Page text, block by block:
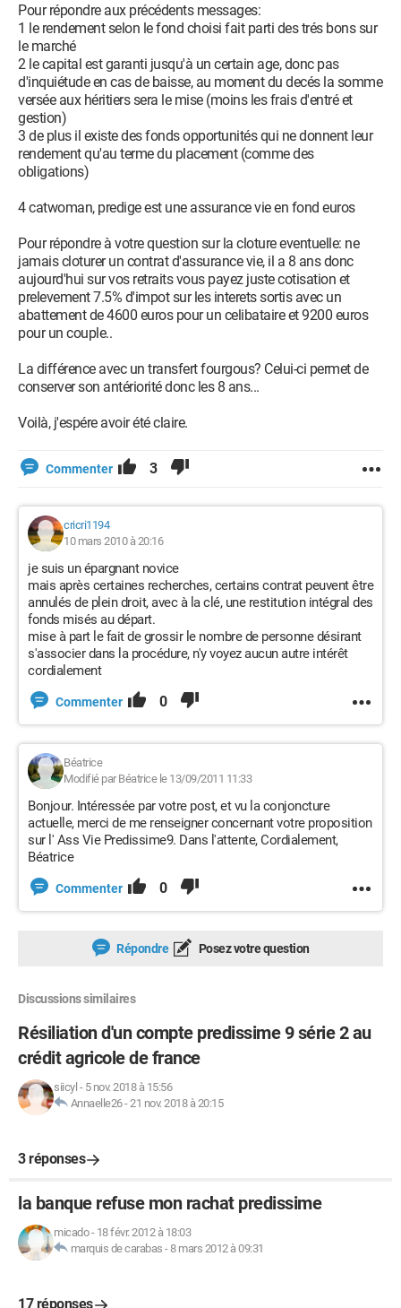
Pour répondre aux précédents messages:
1 le rendement selon le fond choisi fait parti des trés bons sur
le marché
2 le capital est garanti jusqu'à un certain age, donc pas
d'inquiétude en cas de baisse, au moment du decés la somme
versée aux héritiers sera le mise (moins les frais d'entré et
gestion)
3 de plus il existe des fonds opportunités qui ne donnent leur
rendement qu'au terme du placement (comme des
obligations)
4 catwoman, predige est une assurance vie en fond euros
Pour répondre à votre question sur la cloture eventuelle: ne
jamais cloturer un contrat d'assurance vie, il a 8 ans donc
aujourd'hui sur vos retraits vous payez juste cotisation et
prelevement 7.5% d'impot sur les interets sortis avec un
abattement de 4600 euros pour un celibataire et 9200 euros
pour un couple..
La différence avec un transfert fourgous? Celui-ci permet de
conserver son antériorité donc les 8 ans...
Voilà, j'espére avoir été claire.
Commenter 3
cricri1194
10 mars 2010 à 20:16
je suis un épargnant novice
mais après certaines recherches, certains contrat peuvent être
annulés de plein droit, avec à la clé, une restitution intégral des
fonds misés au départ.
mise à part le fait de grossir le nombre de personne désirant
s'associer dans la procédure, n'y voyez aucun autre intérêt
cordialement
Commenter 0
Béatrice
Modifié par Béatrice le 13/09/2011 11:33
Bonjour. Intéressée par votre post, et vu la conjoncture
actuelle, merci de me renseigner concernant votre proposition
sur l' Ass Vie Predissime9. Dans l'attente, Cordialement,
Béatrice
Commenter 0
Répondre Posez votre question
Discussions similaires
Résiliation d'un compte predissime 9 série 2 au
crédit agricole de france
siicyl - 5 nov. 2018 à 15:56
Annaelle26-21 nov. 2018 à 20:15
3 réponses
la banque refuse mon rachat predissime
micado- 18 févr. 2012 à 18:03
marquis de carabas -8 mars 2012 à 09:31
17 réponses